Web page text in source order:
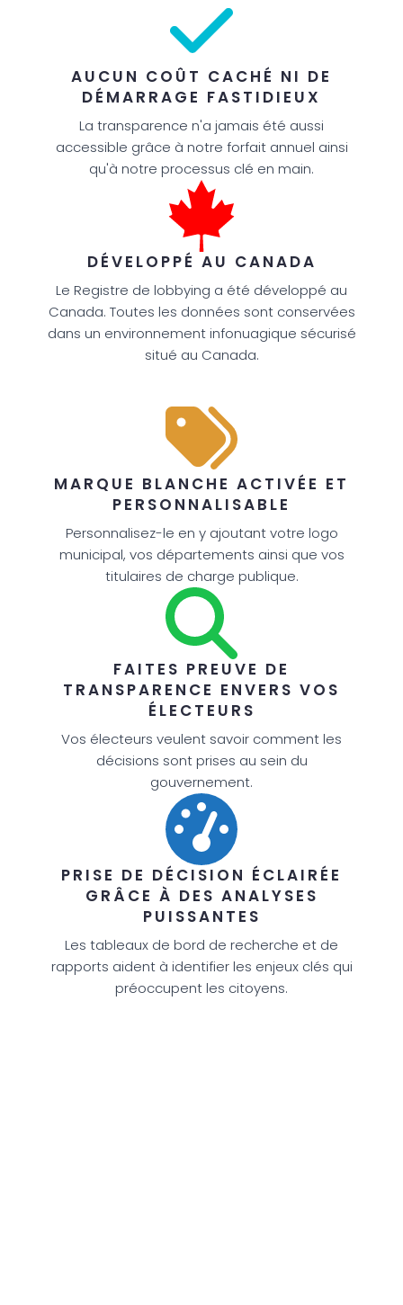
AUCUN COÛT CACHÉ NI DE
DÉMARRAGE FASTIDIEUX
La transparence n'a jamais été aussi
accessible grâce à notre forfait annuel ainsi
qu'à notre processus clé en main.
DÉVELOPPÉ AU CANADA
Le Registre de lobbying a été développé au
Canada. Toutes les données sont conservées
dans un environnement infonuagique sécurisé
situé au Canada.
MARQUE BLANCHE ACTIVÉE ET
PERSONNALISABLE
Personnalisez-le en y ajoutant votre logo
municipal, vos départements ainsi que vos
titulaires de charge publique.
FAITES PREUVE DE
TRANSPARENCE ENVERS VOS
ÉLECTEURS
Vos électeurs veulent savoir comment les
décisions sont prises au sein du
gouvernement.
PRISE DE DÉCISION ÉCLAIRÉE
GRÂCE À DES ANALYSES
PUISSANTES
Les tableaux de bord de recherche et de
rapports aident à identifier les enjeux clés qui
préoccupent les citoyens.